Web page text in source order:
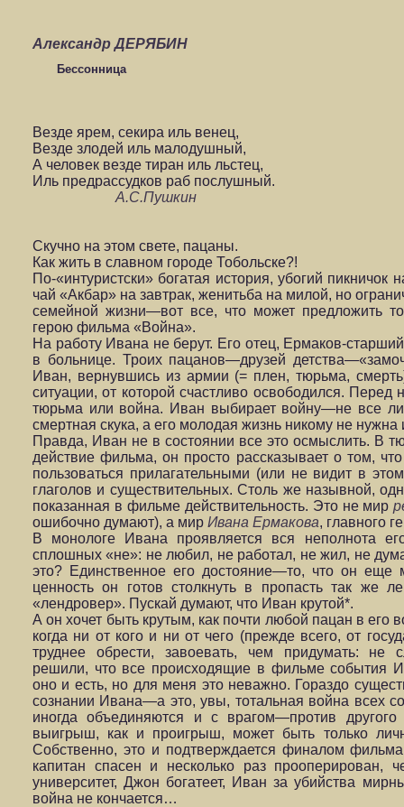
Александр ДЕРЯБИН
Бессонница
Везде ярем, секира иль венец,
Везде злодей иль малодушный,
А человек везде тиран иль льстец,
Иль предрассудков раб послушный.
А.С.Пушкин
Скучно на этом свете, пацаны.
Как жить в славном городе Тобольске?!
По-«интуристски» богатая история, убогий
чай «Акбар» на завтрак, женитьба на милой, но
семейной жизни—вот все, что может предложить
герою фильма «Война».
На работу Ивана не берут. Его отец, Ермаков-
в больнице. Троих пацанов—друзей
Иван, вернувшись из армии (= плен, тюрьма,
ситуации, от которой счастливо освободился.
тюрьма или война. Иван выбирает войну—не все ли
смертная скука, а его молодая жизнь никому не нужна
Правда, Иван не в состоянии все это осмыслить. В
действие фильма, он просто рассказывает о том,
пользоваться прилагательными (или не видит в
глаголов и существительных. Столь же назывной,
показанная в фильме действительность. Это не мир
ошибочно думают), а мир Ивана Ермакова, главного
В монологе Ивана проявляется вся неполнота
сплошных «не»: не любил, не работал, не жил, не
это? Единственное его достояние—то, что он
ценность он готов столкнуть в пропасть так же
«лендровер». Пускай думают, что Иван крутой*.
А он хочет быть крутым, как почти любой пацан в его
когда ни от кого и ни от чего (прежде всего, от
труднее обрести, завоевать, чем придумать: не
решили, что все происходящие в фильме события
оно и есть, но для меня это неважно. Гораздо
сознании Ивана—а это, увы, тотальная война всех
иногда объединяются и с врагом—против
выигрыш, как и проигрыш, может быть только
Собственно, это и подтверждается финалом
капитан спасен и несколько раз прооперирован,
университет, Джон богатеет, Иван за убийства
война не кончается…